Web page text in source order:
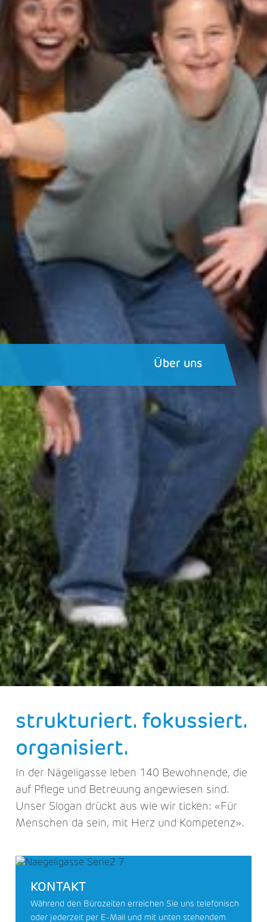
Über uns
strukturiert. fokussiert.
organisiert.
In der Nägeligasse leben 140 Bewohnende, die
auf Pflege und Betreuung angewiesen sind.
Unser Slogan drückt aus wie wir ticken: «Für
Menschen da sein, mit Herz und Kompetenz».
KONTAKT
Während den Bürozeiten erreichen Sie uns telefonisch
oder jederzeit per E-Mail und mit unten stehendem